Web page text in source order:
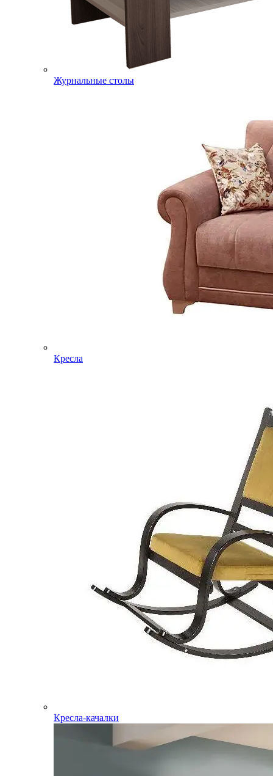
Журнальные столы
Кресла
Кресла-качалки